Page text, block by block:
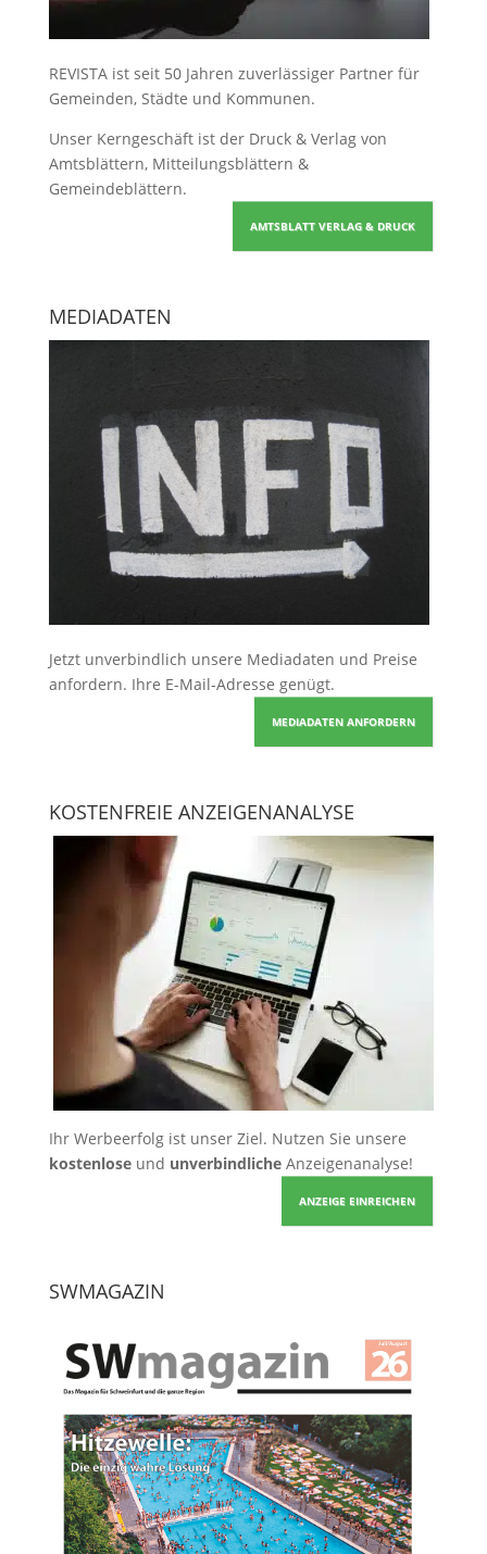
REVISTA ist seit 50 Jahren zuverlässiger Partner für
Gemeinden, Städte und Kommunen.
Unser Kerngeschäft ist der Druck & Verlag von
Amtsblättern, Mitteilungsblättern &
Gemeindeblättern.
AMTSBLATT VERLAG & DRUCK
MEDIADATEN
Jetzt unverbindlich unsere Mediadaten und Preise
anfordern. Ihre E-Mail-Adresse genügt.
MEDIADATEN ANFORDERN
KOSTENFREIE ANZEIGENANALYSE
Ihr Werbeerfolg ist unser Ziel. Nutzen Sie unsere
kostenloseund unverbindlicheAnzeigenanalyse!
ANZEIGE EINREICHEN
SWMAGAZIN